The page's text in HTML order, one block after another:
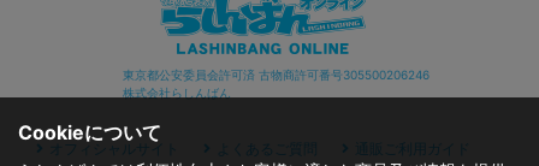
東京都公安委員会許可済 古物商許可番号305500206246
株式会社らしんばん
オフィシャルサイト よくあるご質問 通販ご利用ガイド
Cookieについて